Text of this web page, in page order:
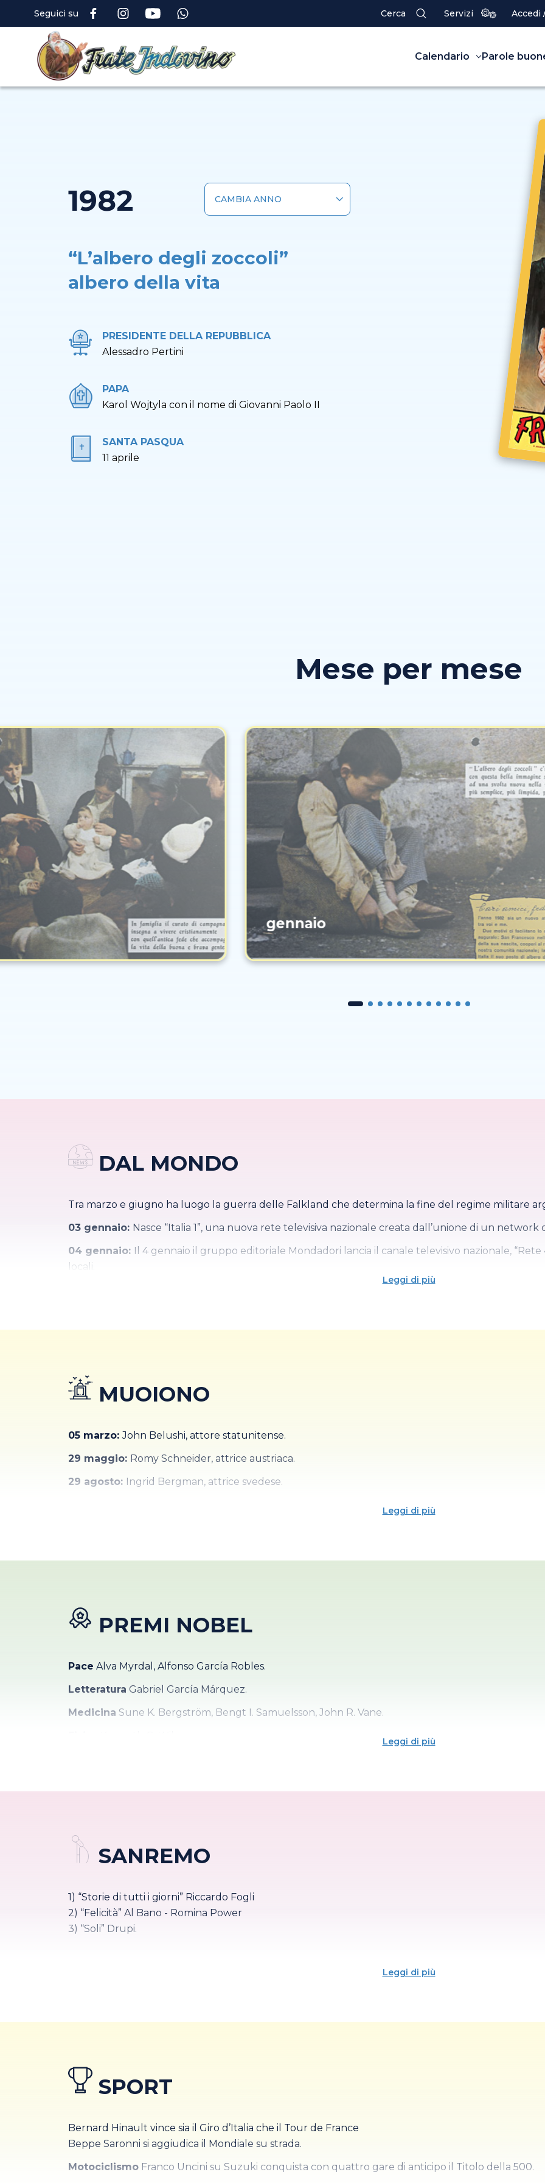
Seguici su Cerca Servizi Accedi
Calendario Parole
1982
“L’albero degli zoccoli”
albero della vita
PRESIDENTE DELLA REPUBBLICA
Alessadro Pertini
PAPA
Karol Wojtyla con il nome di Giovanni Paolo II
SANTA PASQUA
11 aprile
Mese per mese
gennaio
DAL MONDO
Tra marzo e giugno ha luogo la guerra delle Falkland che determina la fine del regime militare
03 gennaio: Nasce “Italia 1”, una nuova rete televisiva nazionale creata dall’unione di un network
04 gennaio: Il 4 gennaio il gruppo editoriale Mondadori lancia il canale televisivo nazionale,
locali.
03 settembre:Vengono uccisi, in un agguato mafioso, il generale dei carabinieri Carlo Alberto
14 settembre:La principessa di Monaco Grace Kelly, muore in un incidente d’auto.
Leggi di più
MUOIONO
05 marzo:John Belushi, attore statunitense.
29 maggio: Romy Schneider, attrice austriaca.
29 agosto: Ingrid Bergman, attrice svedese.
Leggi di più
PREMI NOBEL
Pace Alva Myrdal, Alfonso García Robles.
Letteratura Gabriel García Márquez.
Medicina Sune K. Bergström, Bengt I. Samuelsson, John R. Vane.
Leggi di più
SANREMO
1) “Storie di tutti i giorni” Riccardo Fogli
2) “Felicità” Al Bano - Romina Power
3) “Soli” Drupi.
Leggi di più
SPORT
Bernard Hinault vince sia il Giro d’Italia che il Tour de France
Beppe Saronni si aggiudica il Mondiale su strada.
Motociclismo Franco Uncini su Suzuki conquista con quattro gare di anticipo il Titolo della 500.